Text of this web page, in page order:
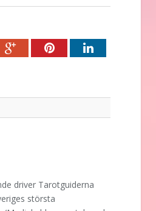
Google+PinterestLinkedIn
driver Tarotguiderna
största